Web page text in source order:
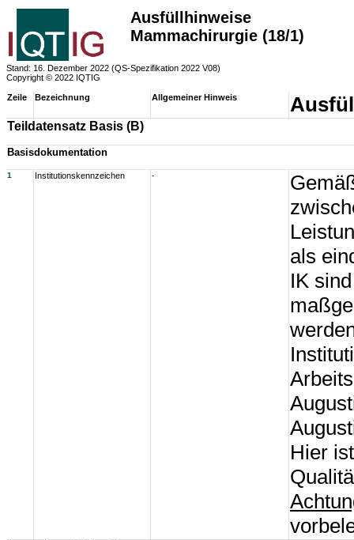
Ausfüllhinweise
Mammachirurgie (18/1)
Stand: 16. Dezember 2022 (QS-Spezifikation 2022 V08)
Copyright © 2022 IQTIG
Zeile Bezeichnung Allgemeiner Hinweis
Teildatensatz Basis (B)
Basisdokumentation
1 Institutionskennzeichen -
als
IK
Hier